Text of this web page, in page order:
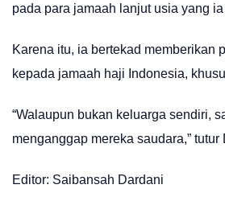
pada para jamaah lanjut usia yang
Karena itu, ia bertekad memberikan
kepada jamaah haji Indonesia,
“Walaupun bukan keluarga sendiri,
menganggap mereka saudara,” tutur
Editor: Saibansah Dardani